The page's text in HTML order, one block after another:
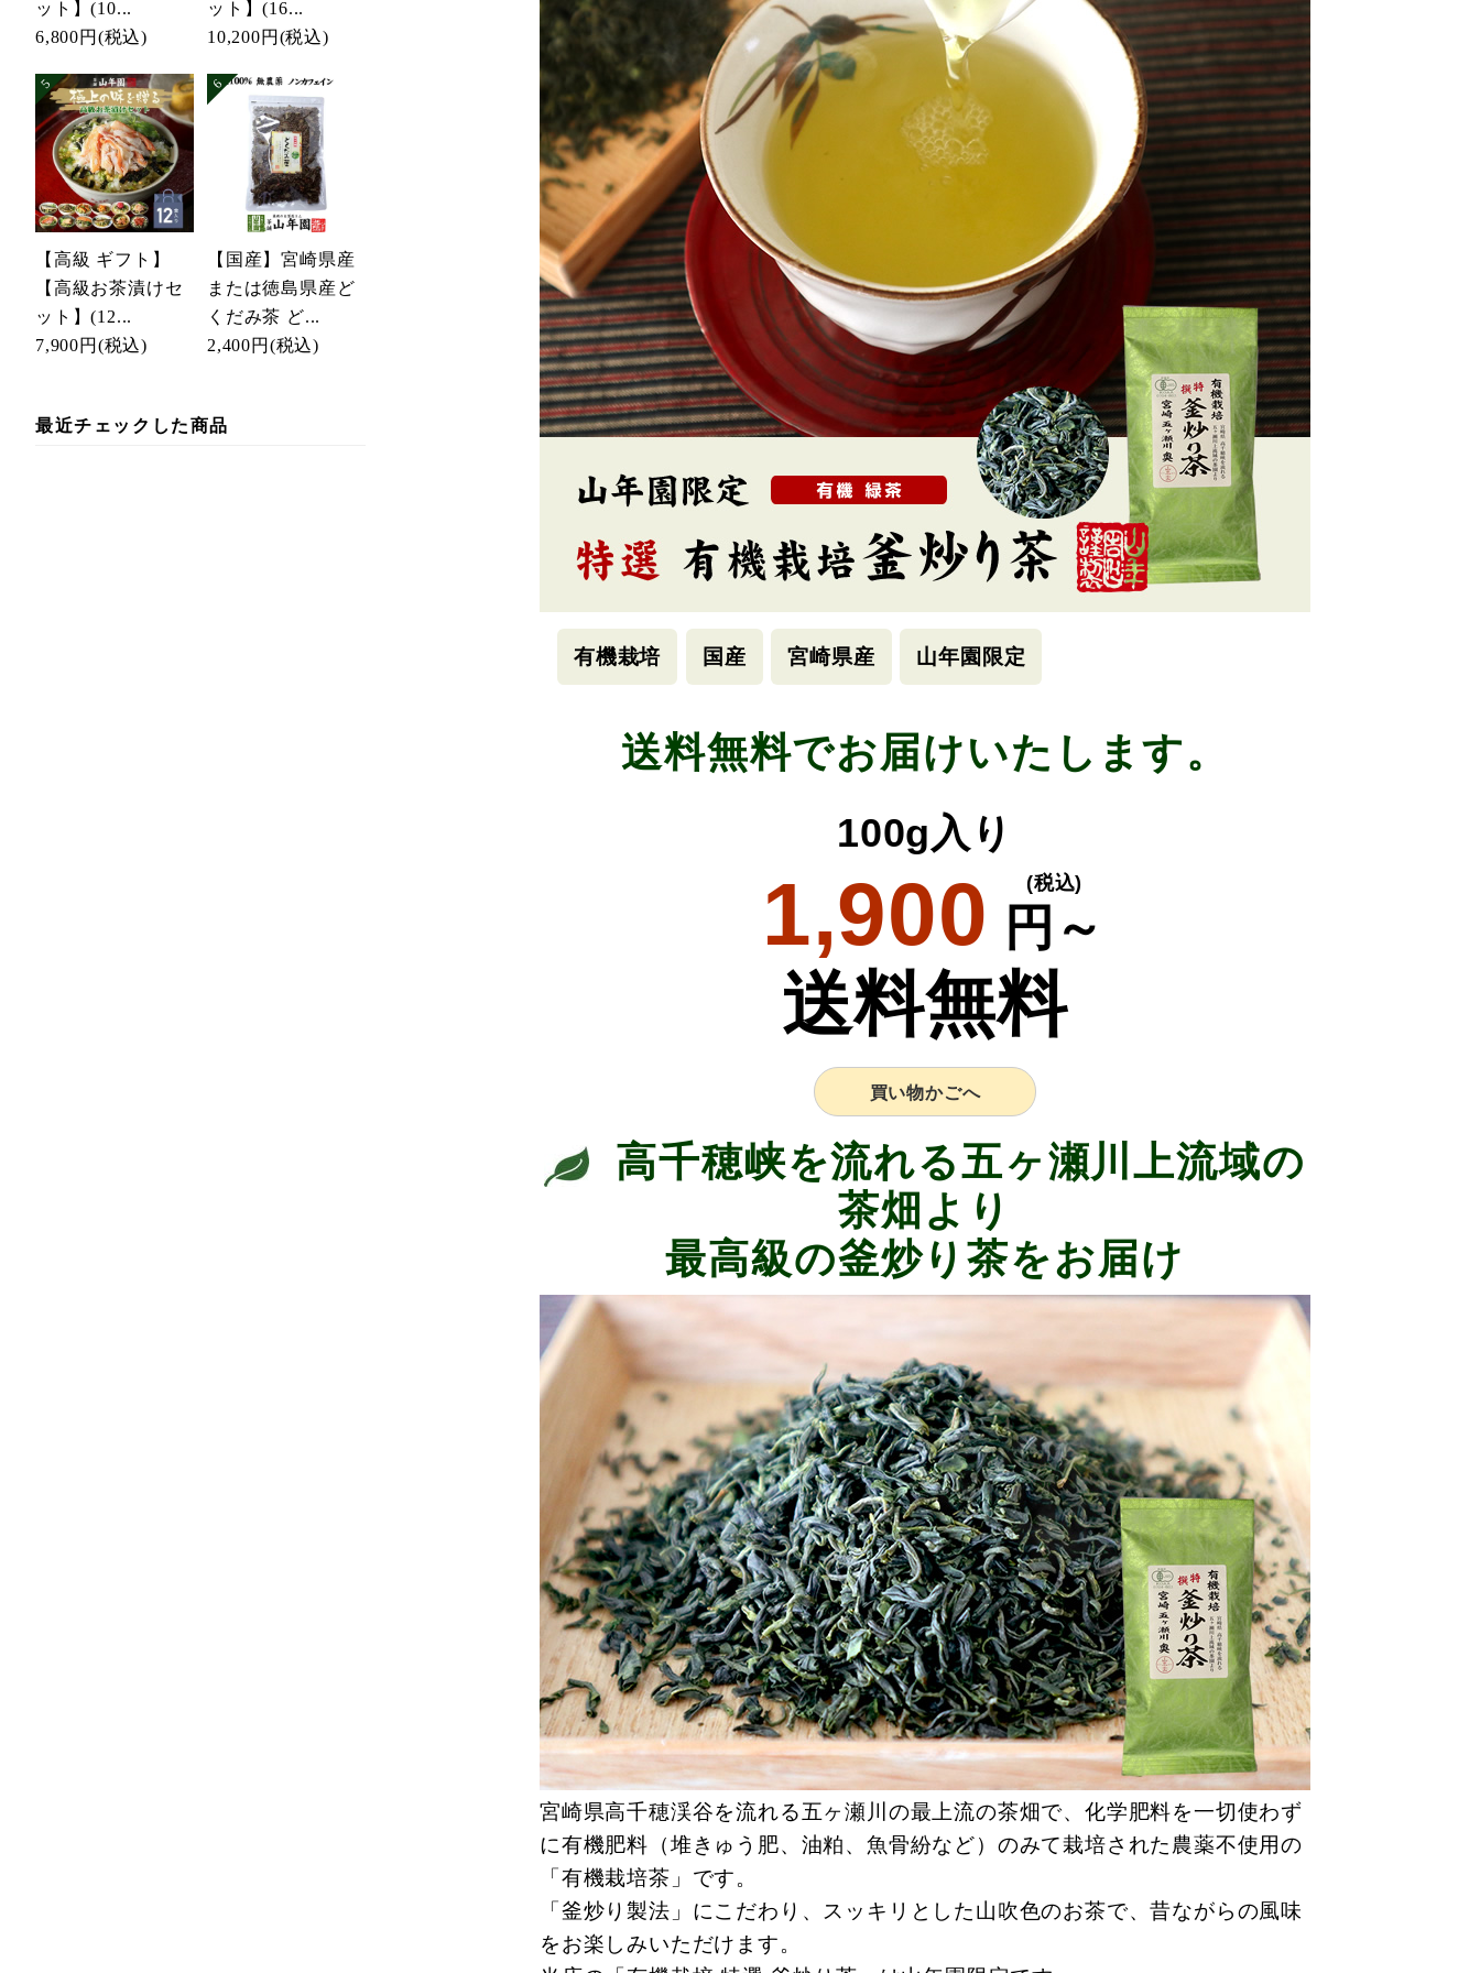
ット】(10...
6,800円 (税込)
ット】(16...
10,200円 (税込)
【高級 ギフト】
【高級お茶漬けセ
ット】(12...
7,900円 (税込)
【国産】宮崎県産
または徳島県産ど
くだみ茶 ど...
2,400円 (税込)
最近チェックした商品
有機栽培 国産 宮崎県産 山年園限定
送料無料でお届けいたします。
100g入り
1,900 円～
(税込)
送料無料
買い物かごへ
高千穂峡を流れる五ヶ瀬川上流域の
茶畑より
最高級の釜炒り茶をお届け
宮崎県高千穂渓谷を流れる五ヶ瀬川の最上流の茶畑で、化学肥料を一切使わず
に有機肥料（堆きゅう肥、油粕、魚骨紛など）のみて栽培された農薬不使用の
「有機栽培茶」です。
「釜炒り製法」にこだわり、スッキリとした山吹色のお茶で、昔ながらの風味
をお楽しみいただけます。